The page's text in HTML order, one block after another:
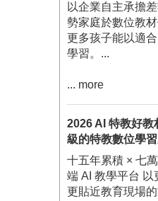
以企業自主承擔
勢家庭於數位教
更多孩子能以適
學習。...
... more
2026 AI 特教好教
級的特教數位學
十五年累積 × 七
端 AI 教學平台 以
更貼近教育現場